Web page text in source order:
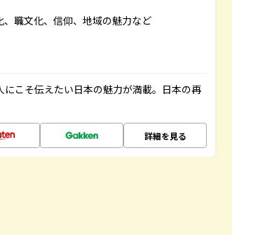
職文化、信仰、地域の魅力など
こそ伝えたい日本の魅力が満載。日本の再
詳細を見る